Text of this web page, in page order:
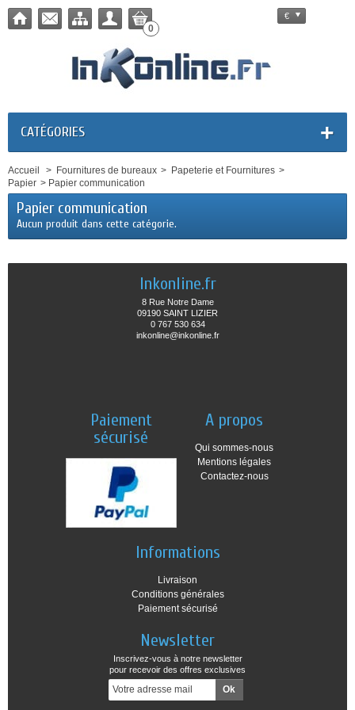
0
€
CATÉGORIES
Accueil > Fournitures de bureaux > Papeterie et Fournitures >
Papier > Papier communication
Papier communication
Aucun produit dans cette catégorie.
Inkonline.fr
8 Rue Notre Dame
09190 SAINT LIZIER
0 767 530 634
inkonline@inkonline.fr
Paiement
sécurisé
A propos
Qui sommes-nous
Mentions légales
Contactez-nous
Informations
Livraison
Conditions générales
Paiement sécurisé
Newsletter
Inscrivez-vous à notre newsletter
pour recevoir des offres exclusives